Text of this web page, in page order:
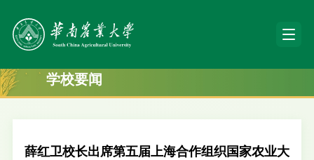
学校要闻
薛红卫校长出席第五届上海合作组织国家农业大